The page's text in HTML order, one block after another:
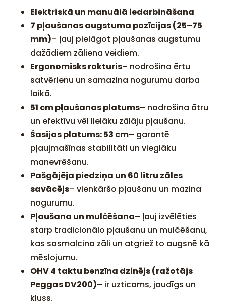
Elektriskā un manuālā iedarbināšana
7 pļaušanas augstuma pozīcijas (25–75
mm)– ļauj pielāgot pļaušanas augstumu
dažādiem zāliena veidiem.
Ergonomisks rokturis– nodrošina ērtu
satvērienu un samazina nogurumu darba
laikā.
51 cm pļaušanas platums– nodrošina ātru
un efektīvu vēl lielāku zālāju pļaušanu.
Šasijas platums: 53 cm– garantē
pļaujmašīnas stabilitāti un vieglāku
manevrēšanu.
Pašgājēja piedziņa un 60 litru zāles
savācējs– vienkāršo pļaušanu un mazina
nogurumu.
Pļaušana un mulčēšana– ļauj izvēlēties
starp tradicionālo pļaušanu un mulčēšanu,
kas sasmalcina zāli un atgriež to augsnē kā
mēslojumu.
OHV 4 taktu benzīna dzinējs (ražotājs
Peggas DV200)– ir uzticams, jaudīgs un
kluss.